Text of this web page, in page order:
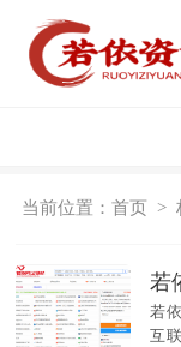
当前位置：首页 >
若
若
互